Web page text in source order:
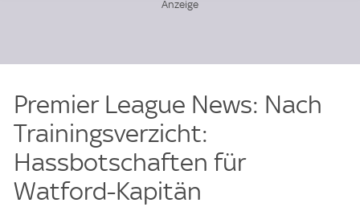
Premier League News: Nach
Trainingsverzicht:
Hassbotschaften für
Watford-Kapitän